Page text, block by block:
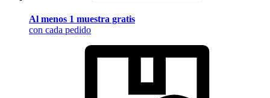
Al menos 1 muestra gratis
con cada pedido